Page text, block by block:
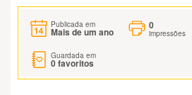
Publicada em
Mais de um ano
0
impressões
Guardada em
0favoritos